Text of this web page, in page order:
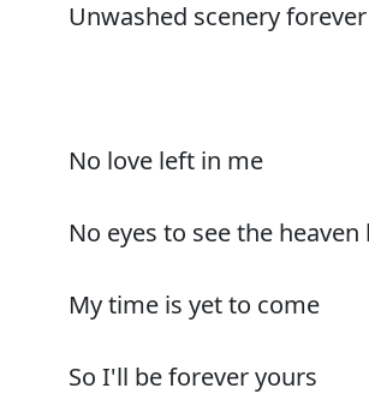
Unwashed scenery
No love left in me
No eyes to see the
My time is yet to come
So I'll be forever yours